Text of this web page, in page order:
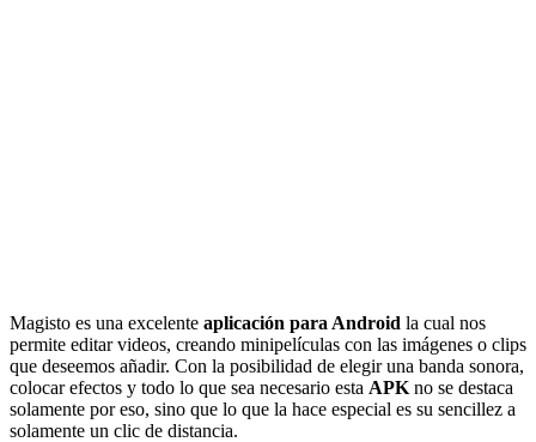
Magisto es una excelente aplicación para Android la cual nos
permite editar videos, creando minipelículas con las imágenes o clips
que deseemos añadir. Con la posibilidad de elegir una banda sonora,
colocar efectos y todo lo que sea necesario esta APK no se destaca
solamente por eso, sino que lo que la hace especial es su sencillez a
solamente un clic de distancia.